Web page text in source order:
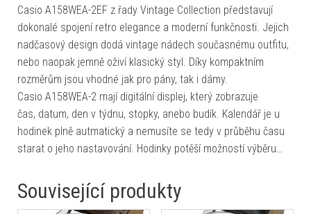
Casio A158WEA-2EF z řady Vintage Collection představují
dokonalé spojení retro elegance a moderní funkčnosti. Jejich
nadčasový design dodá vintage nádech současnému outfitu,
nebo naopak jemně oživí klasický styl. Díky kompaktním
rozměrům jsou vhodné jak pro pány, tak i dámy.
Casio A158WEA-2 mají digitální displej, který zobrazuje
čas, datum, den v týdnu, stopky, anebo budík. Kalendář je u
hodinek plně autmatický a nemusíte se tedy v průběhu času
starat o jeho nastavování. Hodinky potěší možností výběru…
Související produkty